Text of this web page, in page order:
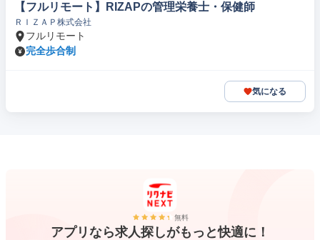
【フルリモート】RIZAPの管理栄養士・保健師
ＲＩＺＡＰ株式会社
フルリモート
完全歩合制
気になる
無料
アプリなら求人探しがもっと快適に！